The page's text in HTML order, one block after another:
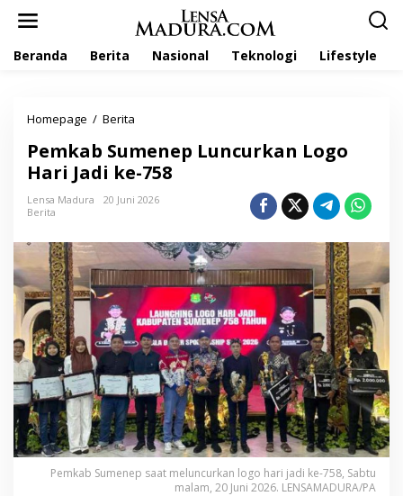
Beranda Berita Nasional Teknologi Lifestyle
Homepage / Berita
m
b
m
e
n
e
p
L
u
c
u
r
k
a
n
L
Pemkab Sumenep Luncurkan Logo
Hari Jadi ke-758
Lensa Madura
20 Juni 2026
Berita
Pemkab Sumenep saat meluncurkan logo hari jadi ke-758, Sabtu
malam, 20 Juni 2026. LENSAMADURA/PA